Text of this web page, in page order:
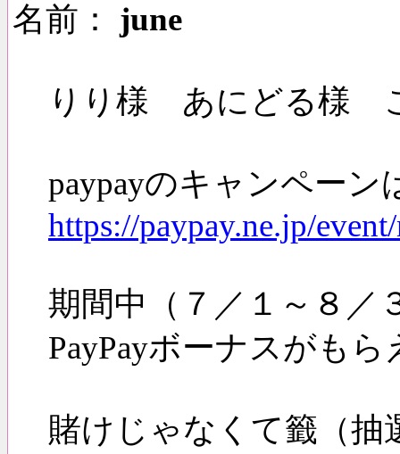
名前： june
りり様 あにどる様
paypayのキャンペーン
https://paypay.ne.jp/
期間中（７／１～８／
PayPayボーナスがも
賭けじゃなくて籤（抽